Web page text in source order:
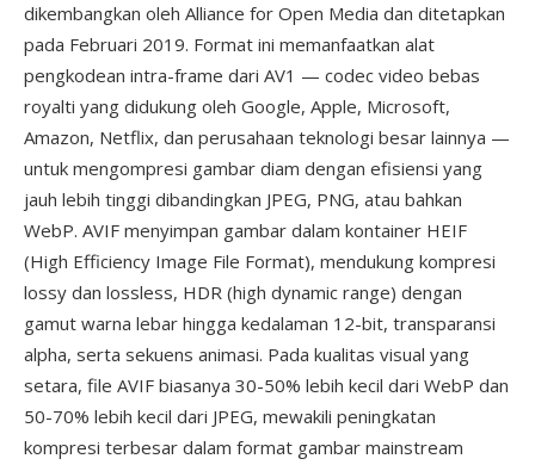
dikembangkan oleh Alliance for Open Media dan ditetapkan
pada Februari 2019. Format ini memanfaatkan alat
pengkodean intra-frame dari AV1 — codec video bebas
royalti yang didukung oleh Google, Apple, Microsoft,
Amazon, Netflix, dan perusahaan teknologi besar lainnya —
untuk mengompresi gambar diam dengan efisiensi yang
jauh lebih tinggi dibandingkan JPEG, PNG, atau bahkan
WebP. AVIF menyimpan gambar dalam kontainer HEIF
(High Efficiency Image File Format), mendukung kompresi
lossy dan lossless, HDR (high dynamic range) dengan
gamut warna lebar hingga kedalaman 12-bit, transparansi
alpha, serta sekuens animasi. Pada kualitas visual yang
setara, file AVIF biasanya 30-50% lebih kecil dari WebP dan
50-70% lebih kecil dari JPEG, mewakili peningkatan
kompresi terbesar dalam format gambar mainstream